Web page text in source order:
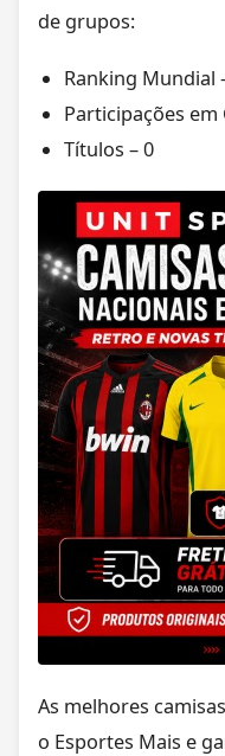
de grupos:
Ranking Mundial
Participações em
Títulos – 0
As melhores
o Esportes Mais e